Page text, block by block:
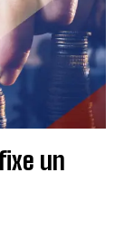
un